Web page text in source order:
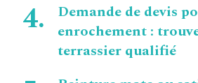
Demande de devis
enrochement :
terrassier qualifié